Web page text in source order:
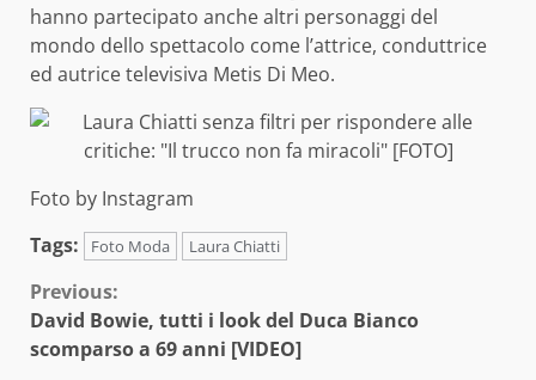
hanno partecipato anche altri personaggi del
mondo dello spettacolo come l’attrice, conduttrice
ed autrice televisiva Metis Di Meo.
Foto by Instagram
Tags:
Foto Moda Laura Chiatti
Continue
Reading
Previous:
David Bowie, tutti i look del Duca Bianco
scomparso a 69 anni [VIDEO]